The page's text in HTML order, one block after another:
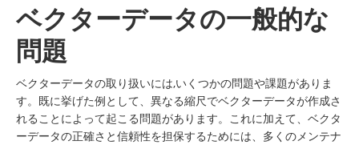
ベクターデータの一般的な
問題
ベクターデータの取り扱いには,いくつかの問題や課題がありま
す。既に挙げた例として、異なる縮尺でベクターデータが作成さ
れることによって起こる問題があります。これに加えて、ベクタ
ーデータの正確さと信頼性を担保するためには、多くのメンテナ